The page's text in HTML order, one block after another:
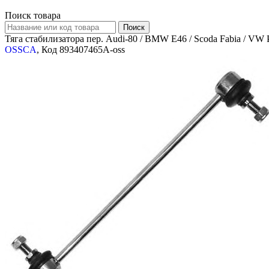
Поиск товара
Тяга стабилизатора пер. Audi-80 / BMW E46 / Scoda Fabia / VW
OSSCA, Код 893407465A-oss